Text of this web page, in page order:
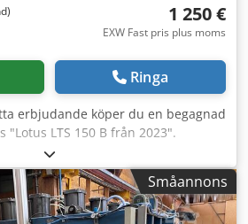
1 250 €
EXW Fast pris plus moms
Ringa
erbjudande köper du en begagnad
LTS 150 B från 2023".
Eg Upefx Aicekr 1 x Lotus LTS 150 B
- Inkl. DTF-gelugn -
Detta erbjudande gäller en
uppvisa tecken på användning
Småannons